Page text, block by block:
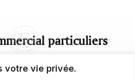
votre vie privée.
particuliers